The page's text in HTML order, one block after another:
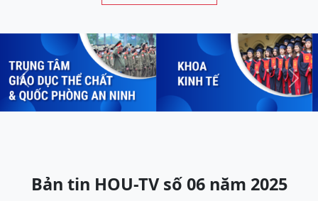
Previous Next
Bản tin HOU-TV số 06 năm 2025